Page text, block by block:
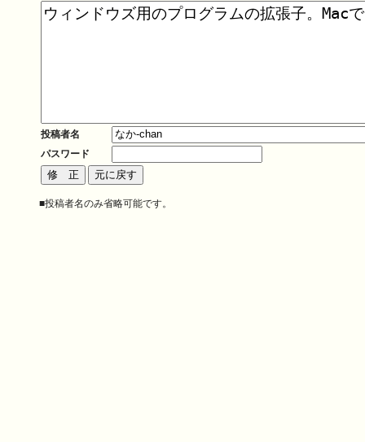
投稿者名
パスワード
■投稿者名のみ省略可能です。